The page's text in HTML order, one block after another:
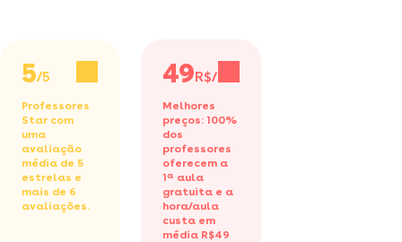
5/5
Professores
Star com
uma
avaliação
média de 5
estrelas e
mais de 6
avaliações.
49R$/h
Melhores
preços: 100%
dos
professores
oferecem a
1ª aula
gratuita e a
hora/aula
custa em
média R$49